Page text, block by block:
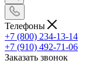
Телефоны
+7 (800) 234-13-14
+7 (910) 492-71-06
Заказать звонок